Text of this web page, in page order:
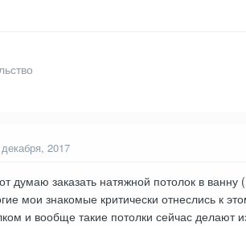
2017
думаю заказать натяжной потолок в
мои знакомые критически отнеслись к
и вообще такие потолки сейчас делают